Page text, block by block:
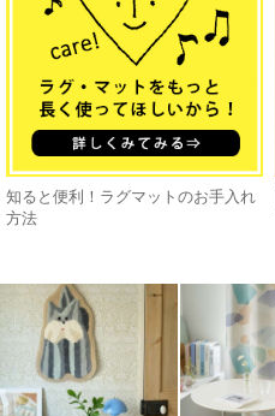
知ると便利！ラグマットのお手入れ
方法